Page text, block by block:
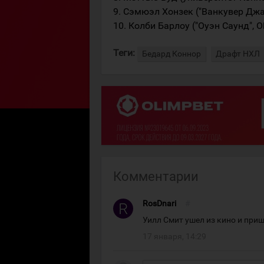
9. Сэмюэл Хонзек ("Ванкувер
10. Колби Барлоу ("Оуэн Саунд",
Теги: Бедард Коннор Драфт НХЛ
Комментарии
RosDnari
Уилл Смит ушел из кино и